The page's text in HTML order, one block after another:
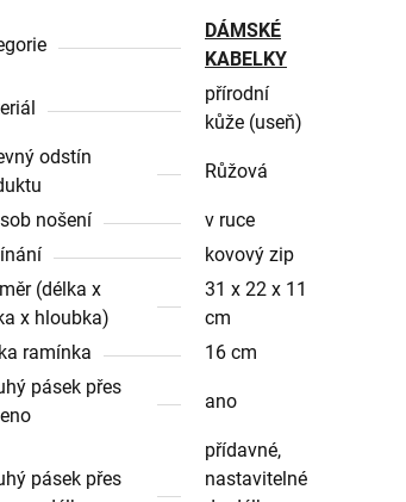
DÁMSKÉ
KABELKY
přírodní
kůže (useň)
odstín
Růžová
nošení
v ruce
kovový zip
(délka x
x hloubka)
31 x 22 x 11
cm
ramínka
16 cm
pásek přes
ano
pásek přes
přídavné,
nastavitelné